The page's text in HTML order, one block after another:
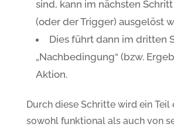
sind, kann im nächsten Schritt
(oder der Trigger) ausgelöst
Dies führt dann im dritten
„Nachbedingung“ (bzw.
Aktion.
Durch diese Schritte wird ein Teil
sowohl funktional als auch von